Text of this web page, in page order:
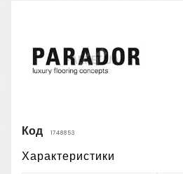
Код 1748853
Характеристики